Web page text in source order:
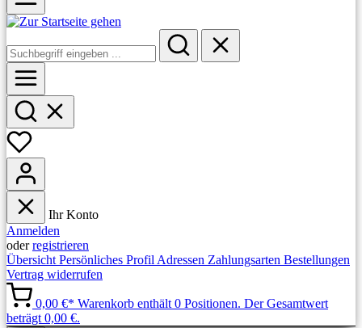
Ihr Konto
Anmelden
oderregistrieren
Übersicht Persönliches Profil Adressen Zahlungsarten Bestellungen
Vertrag widerrufen
0,00 €* Warenkorb enthält 0 Positionen. Der Gesamtwert
beträgt 0,00 €.